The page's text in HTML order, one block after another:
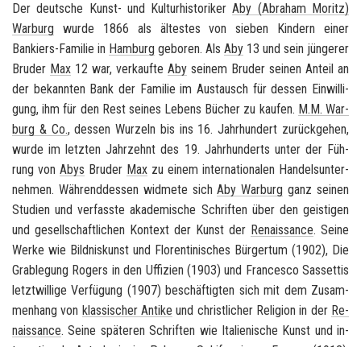
Der deut­sche Kunst-​ und Kul­tur­his­to­ri­kerAby (Abra­ham Mo­ritz)
War­burg wurde 1866 als äl­tes­tes von sie­ben Kin­dern einer
Bankiers-​Familie in Ham­burg ge­bo­ren. Als Aby 13 und sein jün­ge­rer
Bru­der Max 12 war, ver­kauf­te Aby sei­nem Bru­der sei­nen An­teil an
der be­kann­ten Bank der Fa­mi­lie im Aus­tausch für des­sen Ein­wil­li­
gung, ihm für den Rest sei­nes Le­bens Bü­cher zu kau­fen. M.M. War­
burg & Co., des­sen Wur­zeln bis ins 16. Jahr­hun­dert zu­rück­ge­hen,
wurde im letz­ten Jahr­zehnt des 19. Jahr­hun­derts unter der Füh­
rung von Abys Bru­der Max zu einem in­ter­na­tio­na­len Han­dels­un­ter­
neh­men. Wäh­rend­des­sen wid­me­te sichAby War­burg ganz sei­nen
Stu­di­en und ver­fass­te aka­de­mi­sche Schrif­ten über den geis­ti­gen
und ge­sell­schaft­li­chen Kon­text der Kunst der Re­nais­sance. Seine
Werke wie Bild­nis­kunst und Flo­ren­ti­ni­sches Bür­ger­tum (1902), Die
Grab­le­gung Ro­gers in den Uf­fi­zi­en (1903) und Fran­ces­co Sas­set­tis
letzt­wil­li­ge Ver­fü­gung (1907) be­schäf­tig­ten sich mit dem Zu­sam­
men­hang von klas­si­scher An­ti­ke und christ­li­cher Re­li­gi­on in der Re­
nais­sance. Seine spä­te­ren Schrif­ten wie Ita­lie­ni­sche Kunst und in­